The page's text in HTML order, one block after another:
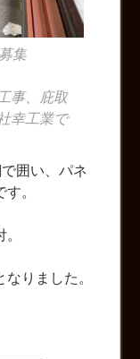
集
事、庇取
幸工業で
囲い、パネ
。
りました。